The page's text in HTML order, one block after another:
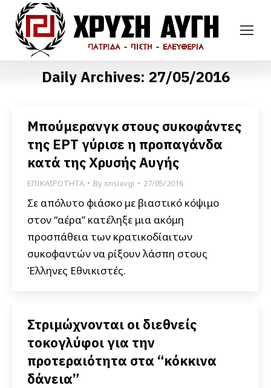
Daily Archives: 27/05/2016
Μπούμερανγκ στους συκοφάντες
της ΕΡΤ γύρισε η προπαγάνδα
κατά της Χρυσής Αυγής
ΕΠΙΚΑΙΡΟΤΗΤΑ Byxrisiavgi 27/05/2016
Σε απόλυτο φιάσκο με βιαστικό κόψιμο
στον “αέρα” κατέληξε μια ακόμη
προσπάθεια των κρατικοδίαιτων
συκοφαντών να ρίξουν λάσπη στους
Έλληνες Εθνικιστές.
Στριμώχνονται οι διεθνείς
τοκογλύφοι για την
προτεραιότητα στα “κόκκινα
δάνεια”